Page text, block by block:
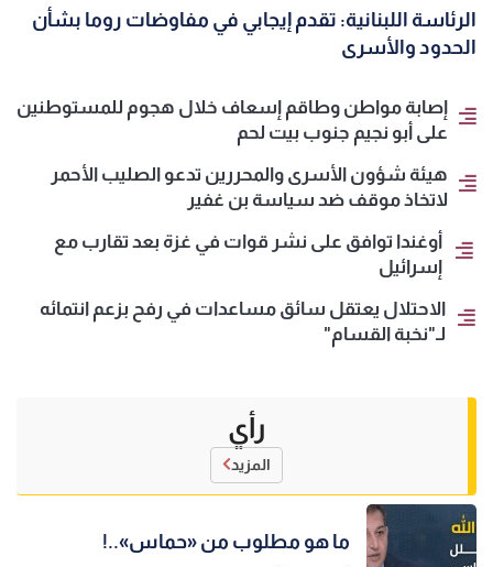
الرئاسة اللبنانية: تقدم إيجابي في مفاوضات روما بشأن
الحدود والأسرى
إصابة مواطن وطاقم إسعاف خلال هجوم للمستوطنين
على أبو نجيم جنوب بيت لحم
هيئة شؤون الأسرى والمحررين تدعو الصليب الأحمر
لاتخاذ موقف ضد سياسة بن غفير
أوغندا توافق على نشر قوات في غزة بعد تقارب مع
إسرائيل
الاحتلال يعتقل سائق مساعدات في رفح بزعم انتمائه
لـ"نخبة القسام"
رأي
المزيد
ما هو مطلوب من «حماس»..!